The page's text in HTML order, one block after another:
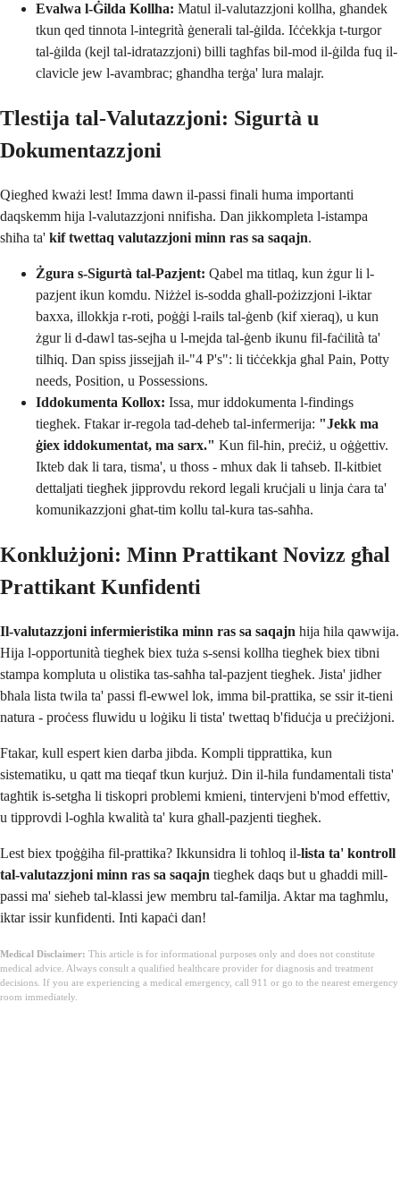
Evalwa l-Ġilda Kollha: Matul il-valutazzjoni kollha, għandek
tkun qed tinnota l-integrità ġenerali tal-ġilda. Iċċekkja t-turgor
tal-ġilda (kejl tal-idratazzjoni) billi tagħfas bil-mod il-ġilda fuq il-
clavicle jew l-avambrac; għandha terġa' lura malajr.
Tlestija tal-Valutazzjoni: Sigurtà u
Dokumentazzjoni
Qiegħed kważi lest! Imma dawn il-passi finali huma importanti
daqskemm hija l-valutazzjoni nnifisha. Dan jikkompleta l-istampa
sħiħa ta' kif twettaq valutazzjoni minn ras sa saqajn.
Żgura s-Sigurtà tal-Pazjent: Qabel ma titlaq, kun żgur li l-
pazjent ikun komdu. Niżżel is-sodda għall-pożizzjoni l-iktar
baxxa, illokkja r-roti, poġġi l-rails tal-ġenb (kif xieraq), u kun
żgur li d-dawl tas-sejħa u l-mejda tal-ġenb ikunu fil-faċilità ta'
tilħiq. Dan spiss jissejjaħ il-"4 P's": li tiċċekkja għal Pain, Potty
needs, Position, u Possessions.
Iddokumenta Kollox: Issa, mur iddokumenta l-findings
tiegħek. Ftakar ir-regola tad-deheb tal-infermerija: "Jekk ma
ġiex iddokumentat, ma sarx." Kun fil-ħin, preċiż, u oġġettiv.
Ikteb dak li tara, tisma', u tħoss - mhux dak li taħseb. Il-kitbiet
dettaljati tiegħek jipprovdu rekord legali kruċjali u linja ċara ta'
komunikazzjoni għat-tim kollu tal-kura tas-saħħa.
Konklużjoni: Minn Prattikant Novizz għal
Prattikant Kunfidenti
Il-valutazzjoni infermieristika minn ras sa saqajn hija ħila qawwija.
Hija l-opportunità tiegħek biex tuża s-sensi kollha tiegħek biex tibni
stampa kompluta u olistika tas-saħħa tal-pazjent tiegħek. Jista' jidher
bħala lista twila ta' passi fl-ewwel lok, imma bil-prattika, se ssir it-tieni
natura - proċess fluwidu u loġiku li tista' twettaq b'fiduċja u preċiżjoni.
Ftakar, kull espert kien darba jibda. Kompli tipprattika, kun
sistematiku, u qatt ma tieqaf tkun kurjuż. Din il-ħila fundamentali tista'
tagħtik is-setgħa li tiskopri problemi kmieni, tintervjeni b'mod effettiv,
u tipprovdi l-ogħla kwalità ta' kura għall-pazjenti tiegħek.
Lest biex tpoġġiha fil-prattika? Ikkunsidra li toħloq il-lista ta' kontroll
tal-valutazzjoni minn ras sa saqajn tiegħek daqs but u għaddi mill-
passi ma' sieħeb tal-klassi jew membru tal-familja. Aktar ma tagħmlu,
iktar issir kunfidenti. Inti kapaċi dan!
Medical Disclaimer: This article is for informational purposes only and does not constitute
medical advice. Always consult a qualified healthcare provider for diagnosis and treatment
decisions. If you are experiencing a medical emergency, call 911 or go to the nearest emergency
room immediately.